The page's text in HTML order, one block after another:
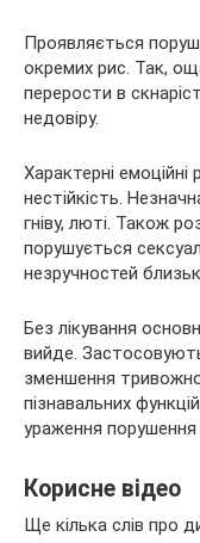
Проявляється
окремих рис. Так,
перерости в
недовіру.
Характерні
нестійкість.
гніву, люті. Також
порушується
незручностей
Без лікування
вийде.
зменшення
пізнавальних
ураження
Корисне відео
Ще кілька слів про